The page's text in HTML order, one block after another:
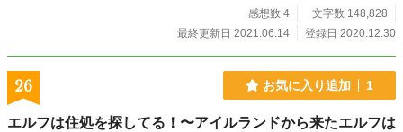
感想数 4
文字数 148,828
最終更新日 2021.06.14
登録日 2020.12.30
26 お気に入り追加 1
エルフは住処を探してる！〜アイルランドから来たエルフは